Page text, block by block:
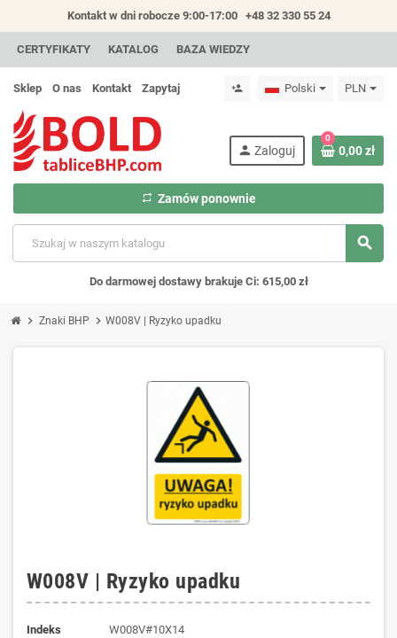
Kontakt w dni robocze 9:00-17:00 +48 32 330 55 24
CERTYFIKATY KATALOG BAZA WIEDZY
Sklep O nas Kontakt Zapytaj person_add Polski PLN
search
person Zaloguj
repeat Zamów ponownie
0
0,00 zł
Do darmowej dostawy brakuje Ci: 615,00 zł
chevron_right Znaki BHP chevron_right W008V | Ryzyko upadku
W008V | Ryzyko upadku
Indeks
W008V#10X14